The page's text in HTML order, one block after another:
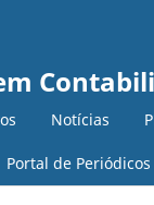
Notícias
Portal de Periódicos